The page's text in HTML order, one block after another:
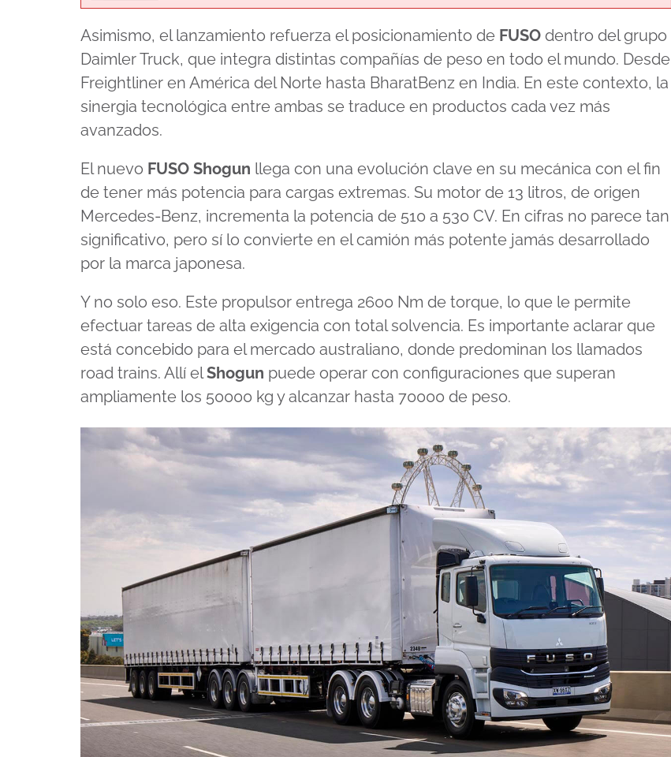
Asimismo, el lanzamiento refuerza el posicionamiento de FUSO dentro del grupo
Daimler Truck, que integra distintas compañías de peso en todo el mundo. Desde
Freightliner en América del Norte hasta BharatBenz en India. En este contexto, la
sinergia tecnológica entre ambas se traduce en productos cada vez más
avanzados.
El nuevo FUSO Shogun llega con una evolución clave en su mecánica con el fin
de tener más potencia para cargas extremas. Su motor de 13 litros, de origen
Mercedes-Benz, incrementa la potencia de 510 a 530 CV. En cifras no parece tan
significativo, pero sí lo convierte en el camión más potente jamás desarrollado
por la marca japonesa.
Y no solo eso. Este propulsor entrega 2600 Nm de torque, lo que le permite
efectuar tareas de alta exigencia con total solvencia. Es importante aclarar que
está concebido para el mercado australiano, donde predominan los llamados
road trains. Allí elShogun puede operar con configuraciones que superan
ampliamente los 50000 kg y alcanzar hasta 70000 de peso.